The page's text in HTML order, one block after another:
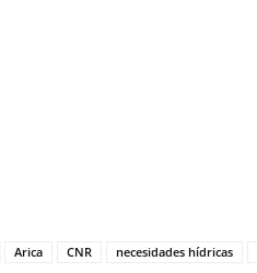
Arica CNR necesidades hídricas